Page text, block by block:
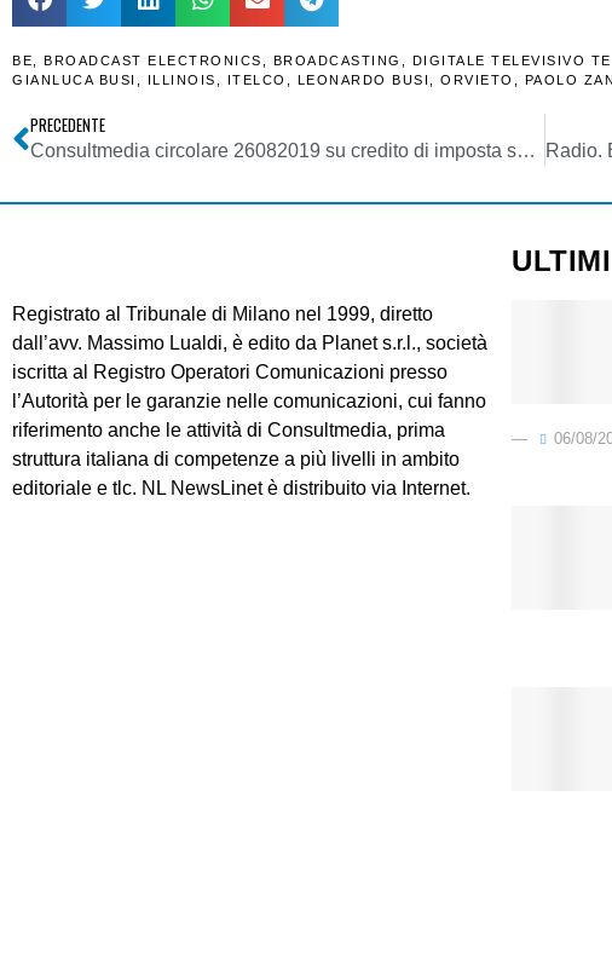
BE BROADCAST ELECTRONICS BROADCASTING DIGITALE TELEVISIVO
GIANLUCA BUSI
ILLINOIS ITELCO LEONARDO BUSI ORVIETO PAOLO
PRECEDENTE
Consultmedia circolare 26082019 su credito di imposta sugli investimenti pubblicitari – pubblicazione in GU
Registrato al Tribunale di Milano nel 1999, diretto
dall’avv. Massimo Lualdi, è edito da Planet s.r.l., società
iscritta al Registro Operatori Comunicazioni presso
l’Autorità per le garanzie nelle comunicazioni, cui fanno
riferimento anche le attività di Consultmedia, prima
struttura italiana di competenze a più livelli in ambito
editoriale e tlc. NL NewsLinet è distribuito via Internet.
06/08/